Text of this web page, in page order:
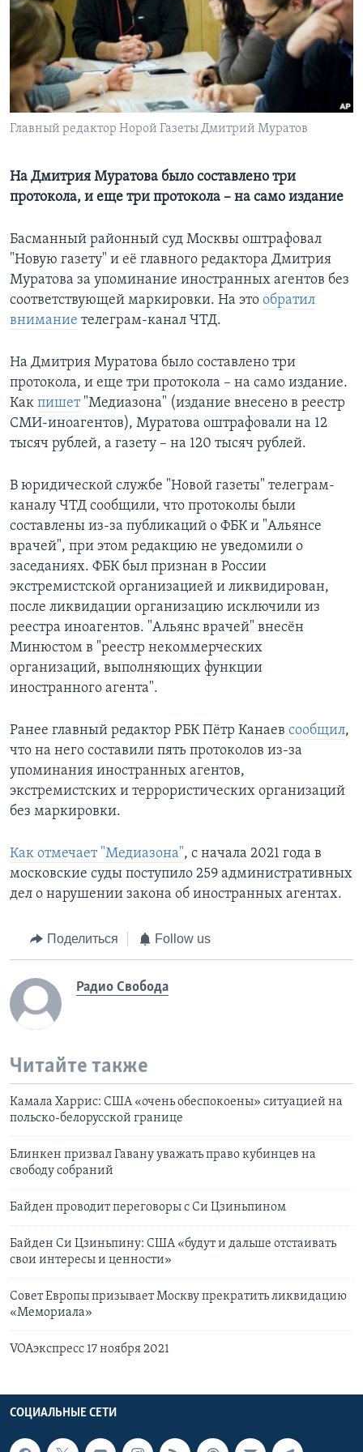
Learning English
СОЦИАЛЬНЫЕ СЕТИ
Главный редактор Норой Газеты Дмитрий Муратов
На Дмитрия Муратова было составлено три
протокола, и еще три протокола – на само издание
Басманный районный суд Москвы оштрафовал
"Новую газету" и её главного редактора Дмитрия
Муратова за упоминание иностранных агентов без
соответствующей маркировки. На это обратил
внимание телеграм-канал ЧТД.
На Дмитрия Муратова было составлено три
протокола, и еще три протокола – на само издание.
Как пишет"Медиазона" (издание внесено в реестр
СМИ-иноагентов), Муратова оштрафовали на 12
тысяч рублей, а газету – на 120 тысяч рублей.
В юридической службе "Новой газеты" телеграм-
каналу ЧТД сообщили, что протоколы были
составлены из-за публикаций о ФБК и "Альянсе
врачей", при этом редакцию не уведомили о
заседаниях. ФБК был признан в России
экстремистской организацией и ликвидирован,
после ликвидации организацию исключили из
реестра иноагентов. "Альянс врачей" внесён
Минюстом в "реестр некоммерческих
организаций, выполняющих функции
иностранного агента".
Ранее главный редактор РБК Пётр Канаев сообщил,
что на него составили пять протоколов из-за
упоминания иностранных агентов,
экстремистских и террористических организаций
без маркировки.
Как отмечает "Медиазона", с начала 2021 года в
московские суды поступило 259 административных
дел о нарушении закона об иностранных агентах.
Поделиться Follow us
Радио Свобода
Читайте также
Камала Харрис: США «очень обеспокоены» ситуацией на
польско-белорусской границе
Блинкен призвал Гавану уважать право кубинцев на
свободу собраний
Байден проводит переговоры с Си Цзиньпином
Байден Си Цзиньпину: США «будут и дальше отстаивать
свои интересы и ценности»
Совет Европы призывает Москву прекратить ликвидацию
«Мемориала»
VOAэкспресс 17 ноября 2021
СОЦИАЛЬНЫЕ СЕТИ